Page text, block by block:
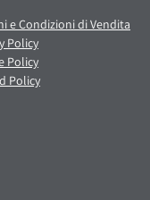
e Condizioni di Vendita
Policy
Policy
Policy